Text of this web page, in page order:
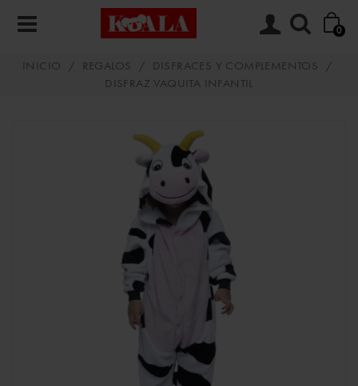
0
INICIO / REGALOS / DISFRACES Y COMPLEMENTOS
/
DISFRAZ VAQUITA INFANTIL